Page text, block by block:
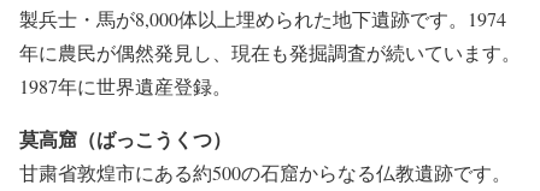
製兵士・馬が8,000体以上埋められた地下遺跡です。1974
年に農民が偶然発見し、現在も発掘調査が続いています。
1987年に世界遺産登録。
莫高窟（ばっこうくつ）
甘粛省敦煌市にある約500の石窟からなる仏教遺跡です。